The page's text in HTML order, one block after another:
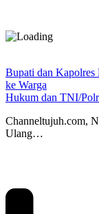
Bupati dan Kapolres
ke Warga
Hukum dan TNI/
Channeltujuh.com,
Ulang…